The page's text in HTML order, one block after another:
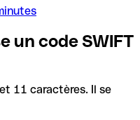
un code SWIFT
11 caractères. Il se